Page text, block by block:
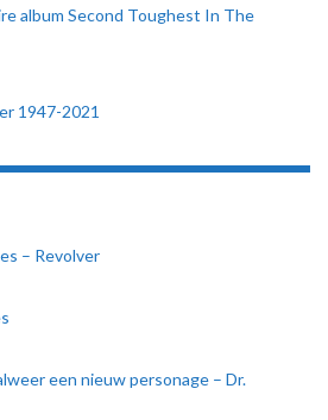
album Second Toughest In The
1947-2021
– Revolver
een nieuw personage – Dr.